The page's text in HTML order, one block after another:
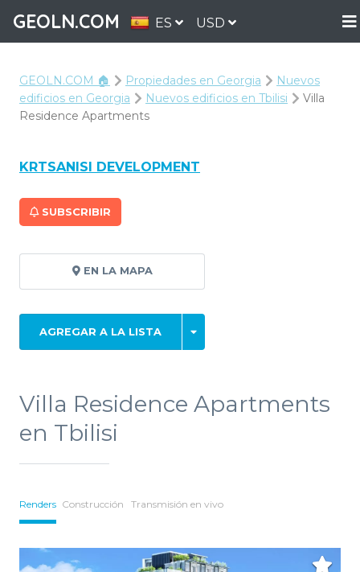
GEOLN.COM ES USD
GEOLN.COM 🏠 Propiedades en Georgia
Nuevos
edificios en Georgia
Nuevos edificios en Tbilisi
Villa
Residence Apartments
KRTSANISI DEVELOPMENT
SUBSCRIBIR
EN LA MAPA
AGREGAR A LA LISTA
Villa Residence Apartments
en Tbilisi
Renders Construcción Transmisión en vivo